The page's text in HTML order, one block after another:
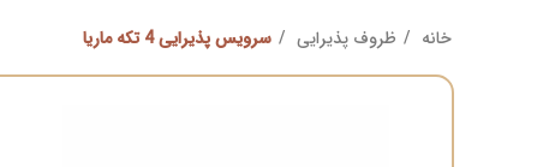
خانه ظروف پذیرایی سرویس پذیرایی 4 تکه ماریا